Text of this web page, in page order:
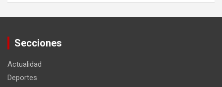
Secciones
Actualidad
Deportes